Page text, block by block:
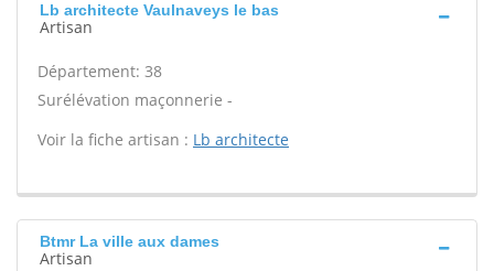
Lb architecte Vaulnaveys le bas
Artisan
Département: 38
Surélévation maçonnerie -
Voir la fiche artisan : Lb architecte
Btmr La ville aux dames
Artisan